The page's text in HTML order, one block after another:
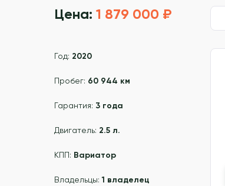
Цена: 1 879 000 ₽
Год: 2020
Пробег: 60 944 км
Гарантия: 3 года
Двигатель: 2.5 л.
КПП: Вариатор
Владельцы:1 владелец